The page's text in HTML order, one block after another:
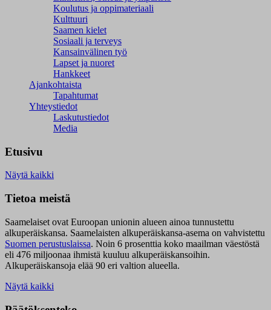
Koulutus ja oppimateriaali
Kulttuuri
Saamen kielet
Sosiaali ja terveys
Kansainvälinen työ
Lapset ja nuoret
Hankkeet
Ajankohtaista
Tapahtumat
Yhteystiedot
Laskutustiedot
Media
Etusivu
Näytä kaikki
Tietoa meistä
Saamelaiset ovat Euroopan unionin alueen ainoa tunnustettu
alkuperäiskansa. Saamelaisten alkuperäiskansa-asema on vahvistettu
Suomen perustuslaissa. Noin 6 prosenttia koko maailman väestöstä
eli 476 miljoonaa ihmistä kuuluu alkuperäiskansoihin.
Alkuperäiskansoja elää 90 eri valtion alueella.
Näytä kaikki